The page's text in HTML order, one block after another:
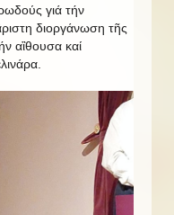
γιά τήν
διοργάνωση τῆς
αἲθουσα καί